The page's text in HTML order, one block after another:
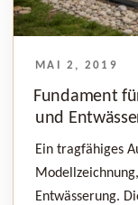
MAI 2, 2019
Fundament
und
Ein tragfähiges
Entwässerung.